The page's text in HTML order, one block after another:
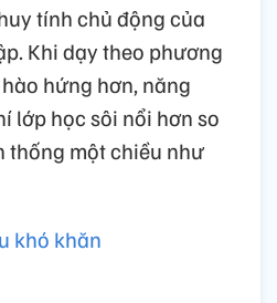
tính chủ động của
Khi dạy theo phương
hứng hơn, năng
lớp học sôi nổi hơn so
thống một chiều như
khó khăn